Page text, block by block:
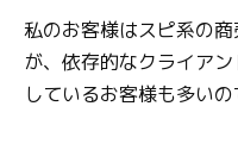
私のお客様はスピ系の
が、依存的なクライア
しているお客様も多いの